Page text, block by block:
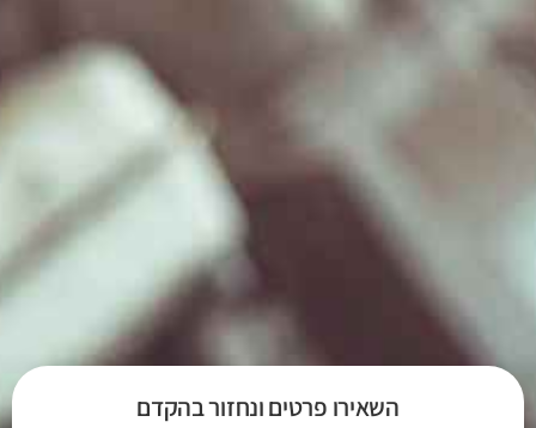
השאירו פרטים ונחזור בהקדם